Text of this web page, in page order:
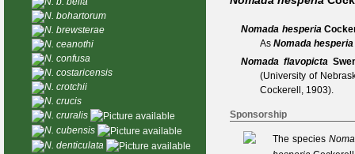
Nomada hesperia
As Nomada
Nomada flavopicta
(University of
Cockerell, 1903).
Sponsorship
The species
N. bohartorum
N. brewsterae
N. ceanothi
N. confusa
N. costaricensis
N. crotchii
N. crucis
N. cruralis
N. cubensis
N. denticulata